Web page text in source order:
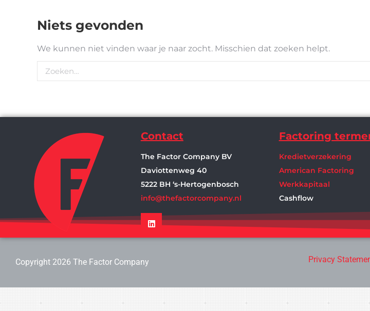
Niets gevonden
We kunnen niet vinden waar je naar zocht. Misschien dat zoeken helpt.
Contact
The Factor Company BV
Daviottenweg 40
5222 BH ‘s-Hertogenbosch
info@thefactorcompany.nl
Factoring
Kredietverzekering
American Factoring
Werkkapitaal
Cashflow
Copyright 2026 The Factor Company Privacy